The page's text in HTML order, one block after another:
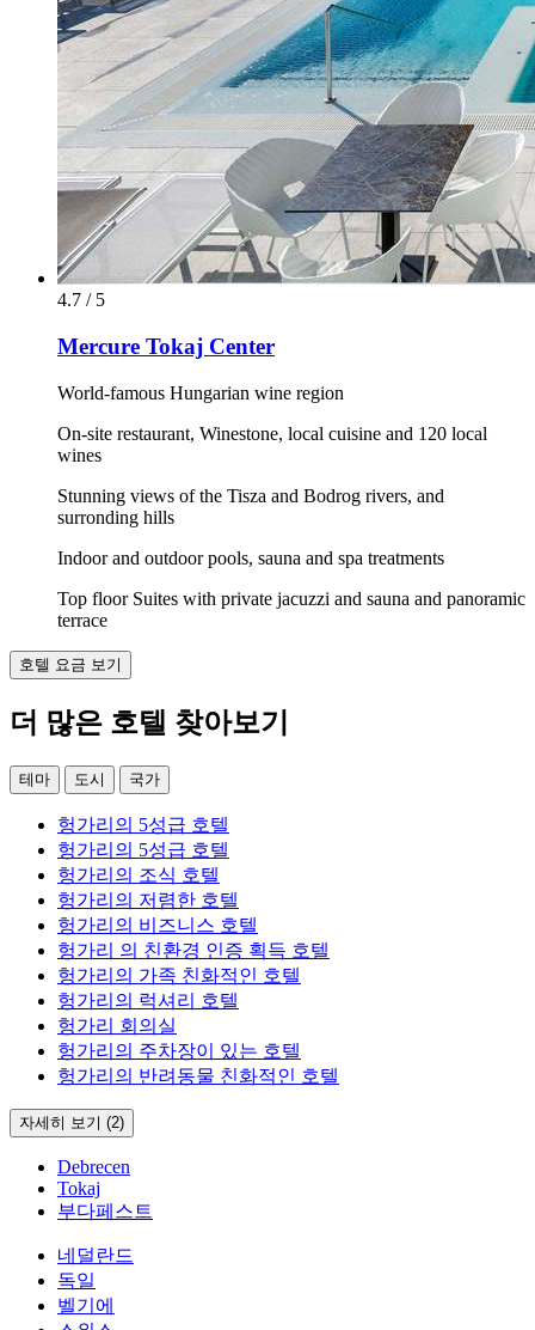
4.7 / 5
Mercure Tokaj Center
World-famous Hungarian wine region
On-site restaurant, Winestone, local cuisine and 120 local
wines
Stunning views of the Tisza and Bodrog rivers, and
surronding hills
Indoor and outdoor pools, sauna and spa treatments
Top floor Suites with private jacuzzi and sauna and panoramic
terrace
호텔 요금 보기
더 많은 호텔 찾아보기
테마 도시 국가
헝가리의 5성급 호텔
헝가리의 5성급 호텔
헝가리의 조식 호텔
헝가리의 저렴한 호텔
헝가리의 비즈니스 호텔
헝가리 의 친환경 인증 획득 호텔
헝가리의 가족 친화적인 호텔
헝가리의 럭셔리 호텔
헝가리 회의실
헝가리의 주차장이 있는 호텔
헝가리의 반려동물 친화적인 호텔
자세히 보기 (2)
Debrecen
Tokaj
부다페스트
네덜란드
독일
벨기에